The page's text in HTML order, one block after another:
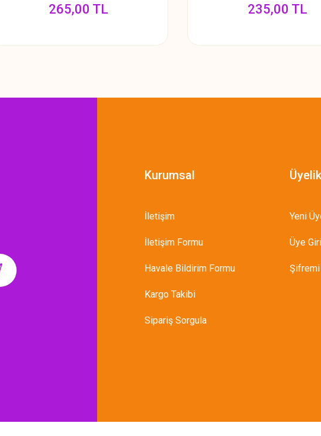
265,00 TL 235,00 TL
Kurumsal
İletişim
İletişim Formu
Havale Bildirim Formu
Kargo Takibi
Sipariş Sorgula
Üyelik
Yeni
Üye
Şifremi